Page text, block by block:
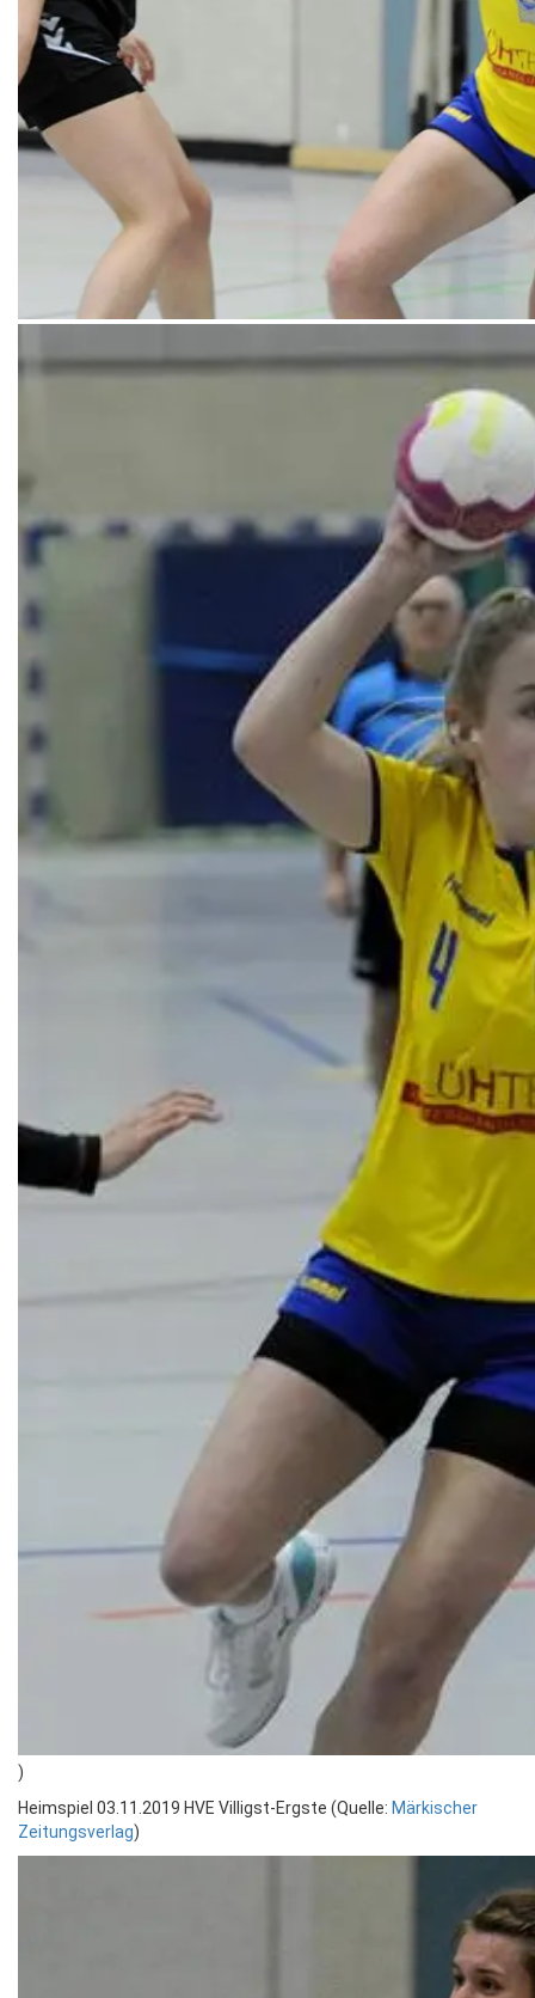
)
Heimspiel 03.11.2019 HVE Villigst-Ergste (Quelle: Märkischer
Zeitungsverlag)